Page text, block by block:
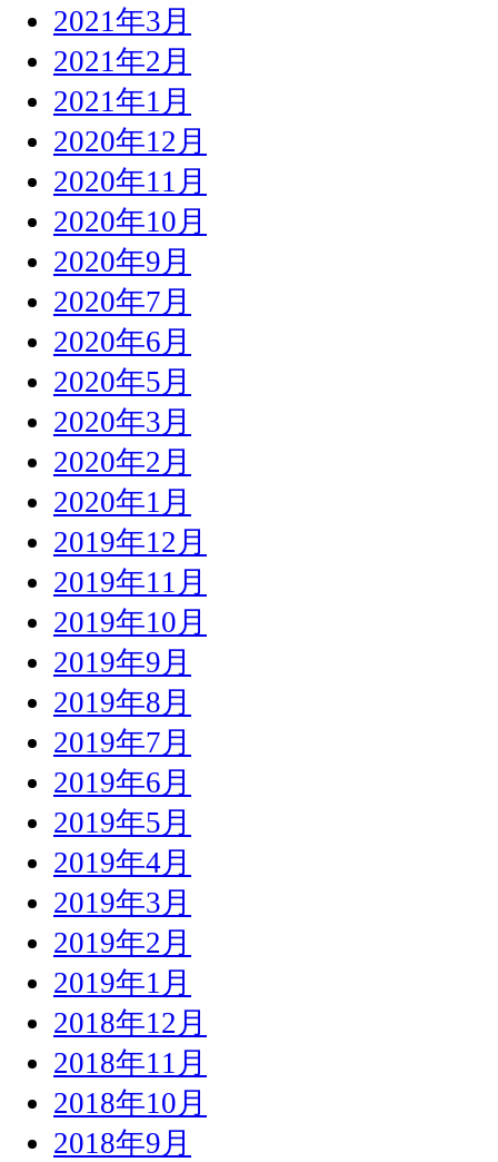
2021年3月
2021年2月
2021年1月
2020年12月
2020年11月
2020年10月
2020年9月
2020年7月
2020年6月
2020年5月
2020年3月
2020年2月
2020年1月
2019年12月
2019年11月
2019年10月
2019年9月
2019年8月
2019年7月
2019年6月
2019年5月
2019年4月
2019年3月
2019年2月
2019年1月
2018年12月
2018年11月
2018年10月
2018年9月